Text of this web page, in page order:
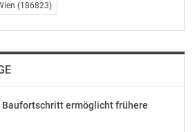
„Wir wollen allen unseren
ein, um das Bewusstsein für
zu schärfen und damit einen
Erfahrung wird unter
auf den Trainingspisten
(186823)
Baufortschritt ermöglicht frühere